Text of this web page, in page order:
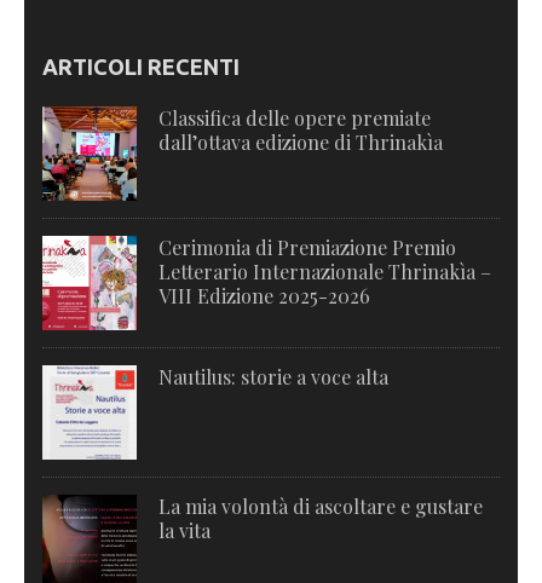
ARTICOLI RECENTI
Classifica delle opere premiate
dall’ottava edizione di Thrinakìa
Cerimonia di Premiazione Premio
Letterario Internazionale Thrinakìa –
VIII Edizione 2025-2026
Nautilus: storie a voce alta
La mia volontà di ascoltare e gustare
la vita